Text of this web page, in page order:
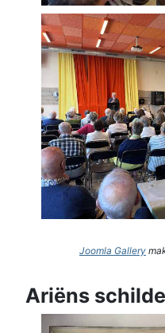
Joomla Gallery
Ariëns